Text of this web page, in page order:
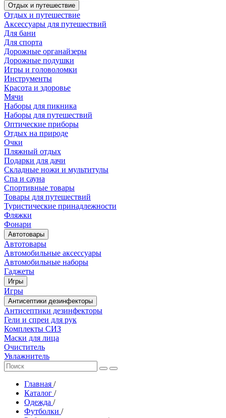
Отдых и путешествие
Отдых и путешествие
Аксессуары для путешествий
Для бани
Для спорта
Дорожные органайзеры
Дорожные подушки
Игры и головоломки
Инструменты
Красота и здоровье
Мячи
Наборы для пикника
Наборы для путешествий
Оптические приборы
Отдых на природе
Очки
Пляжный отдых
Подарки для дачи
Складные ножи и мультитулы
Спа и сауна
Спортивные товары
Товары для путешествий
Туристические принадлежности
Фляжки
Фонари
Автотовары
Автотовары
Автомобильные аксессуары
Автомобильные наборы
Гаджеты
Игры
Игры
Антисептики дезинфекторы
Антисептики дезинфекторы
Гели и спреи для рук
Комплекты СИЗ
Маски для лица
Очиститель
Увлажнитель
Главная /
Каталог /
Одежда /
Футболки /